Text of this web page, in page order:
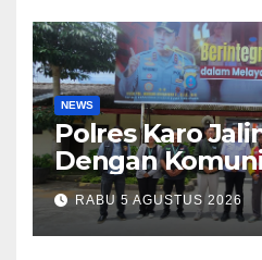
NEWS
Polres Karo
Dengan
Giseh, Perkuat
Kamtibmas
ke-81
RABU 5 AGUSTUS 2026